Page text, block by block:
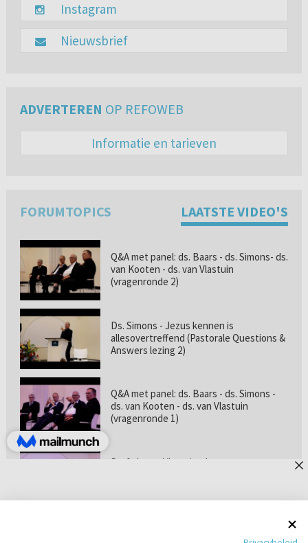
Instagram
Nieuwsbrief
ADVERTEREN OP REFOWEB
Informatie en tarieven
FORUMTOPICS LAATSTE VIDEO'S
Q&A met panel: ds. Baars - ds. Simons- ds.
van Kooten - ds. van Vlastuin
(vragenronde 2)
Ds. Simons - Jezus kennen is
allesovertreffend (Pastorale Questions &
Answers lezing 2)
Q&A met panel: ds. Baars - ds. Simons -
ds. van Kooten - ds. van Vlastuin
(vragenronde 1)
Prof. dr. van Vlastuin - Is